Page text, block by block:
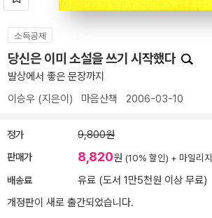
소득공제
당신은 이미 소설을 쓰기 시작했다
발상에서 좋은 문장까지
이승우 (지은이) 마음산책 2006-03-10
정가 9,800원
판매가 8,820원 (10% 할인) + 마일리
배송료
유료 (도서 1만5천원 이상 무료)
개정판이 새로 출간되었습니다.